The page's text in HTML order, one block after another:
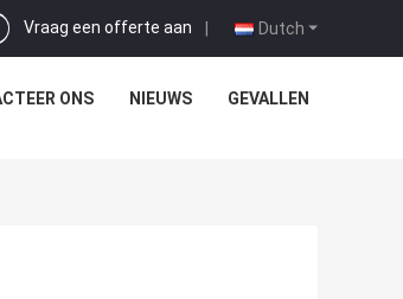
Dutch
Vraag een offerte aan |
ONS NIEUWS GEVALLEN